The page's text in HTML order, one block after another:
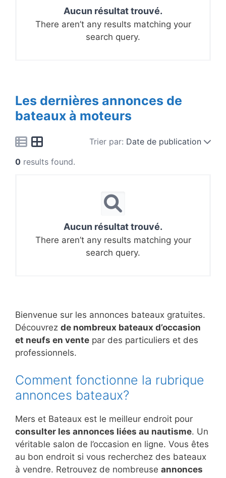
Aucun résultat trouvé.
There aren’t any results matching your
search query.
Les dernières annonces de
bateaux à moteurs
Trier par: Date de publication
0 results found.
Aucun résultat trouvé.
There aren’t any results matching your
search query.
Bienvenue sur les annonces bateaux gratuites.
Découvrez de nombreux bateaux d’occasion
et neufs en vente par des particuliers et des
professionnels.
Comment fonctionne la rubrique
annonces bateaux?
Mers et Bateaux est le meilleur endroit pour
consulter les annonces liées au nautisme. Un
véritable salon de l’occasion en ligne. Vous êtes
au bon endroit si vous recherchez des bateaux
à vendre. Retrouvez de nombreuse annonces